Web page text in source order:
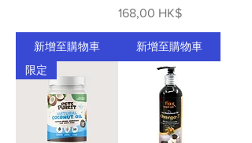
新增至購物車
價格
168,00 HK$
新增至購物車
限定